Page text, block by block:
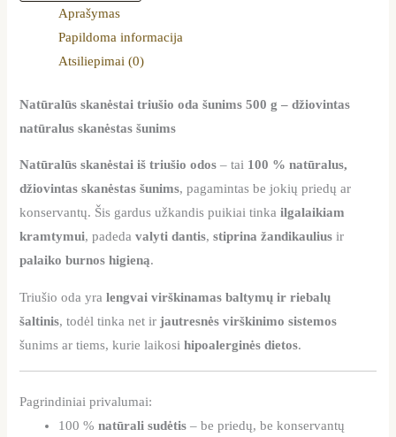
Aprašymas
Papildoma informacija
Atsiliepimai (0)
Natūralūs skanėstai triušio oda šunims 500 g – džiovintas
natūralus skanėstas šunims
Natūralūs skanėstai iš triušio odos – tai 100 % natūralus,
džiovintas skanėstas šunims, pagamintas be jokių priedų ar
konservantų. Šis gardus užkandis puikiai tinkailgalaikiam
kramtymui, padedavalyti dantis,stiprina žandikaulius ir
palaiko burnos higieną.
Triušio oda yralengvai virškinamas baltymų ir riebalų
šaltinis, todėl tinka net ir jautresnės virškinimo sistemos
šunims ar tiems, kurie laikosihipoalerginės dietos.
Pagrindiniai privalumai:
100 %natūrali sudėtis – be priedų, be konservantų